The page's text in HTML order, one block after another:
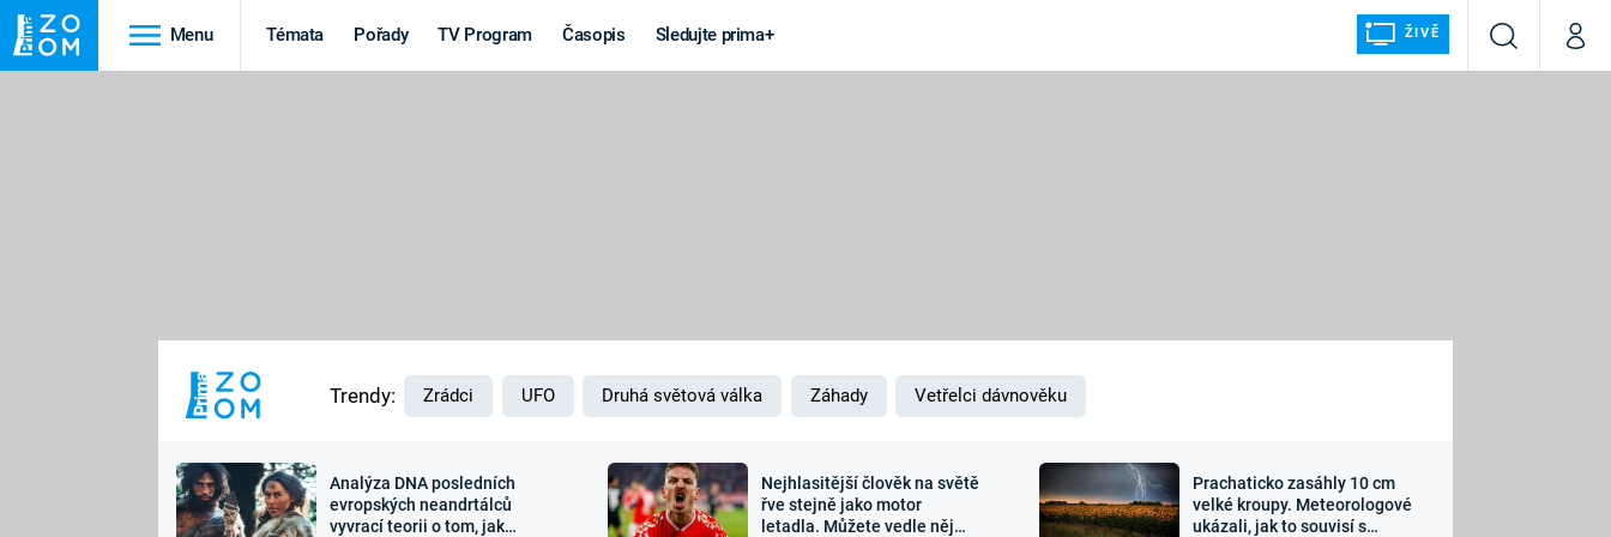
Menu Témata Pořady TV Program Časopis Sledujte prima+ ŽIVĚ
VyhledáváníMůj
MARS
Výročí
Záhady a
Zajímavosti Sledujte nás
Trendy: Zrádci UFO Druhá světová válka Záhady Vetřelci dávnověku
Analýza DNA posledních
evropských neandrtálců
vyvrací teorii o tom, jak
Nejhlasitější člověk na světě
řve stejně jako motor
letadla. Můžete vedle něj
Prachaticko zasáhly 10 cm
velké kroupy. Meteorologové
ukázali, jak to souvisí s